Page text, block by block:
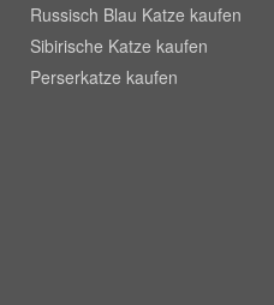
Russisch Blau Katze kaufen
Sibirische Katze kaufen
Perserkatze kaufen